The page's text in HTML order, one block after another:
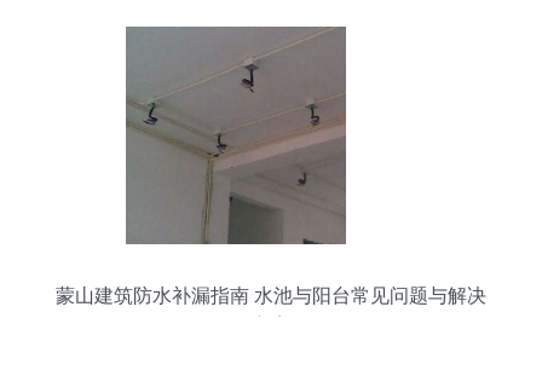
蒙山建筑防水补漏指南 水池与阳台常见问题与解决